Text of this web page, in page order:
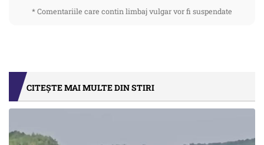
* Comentariile care contin limbaj vulgar vor fi suspendate
CITEȘTE MAI MULTE DIN STIRI